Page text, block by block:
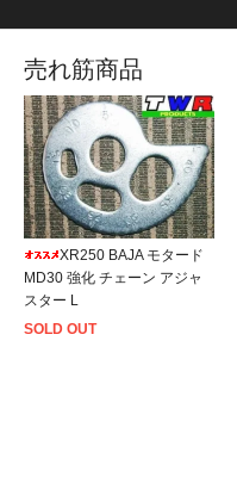
売れ筋商品
XR250 BAJA モタード
MD30 強化 チェーン アジャ
スター L
SOLD OUT